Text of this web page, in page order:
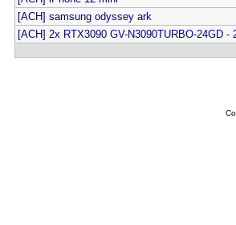
[ACH] samsung odyssey ark
[ACH] 2x RTX3090 GV-N3090TURBO-24GD -